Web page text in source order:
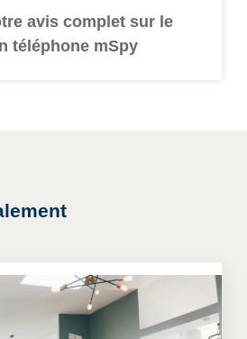
avis complet sur le
téléphone mSpy